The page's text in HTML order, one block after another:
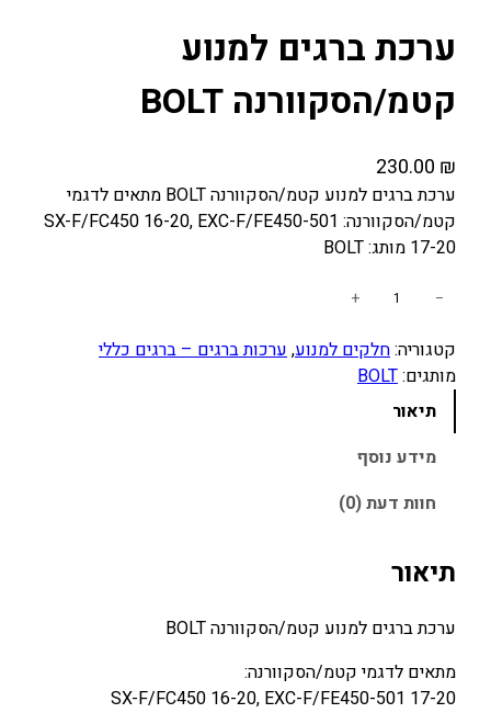
ערכת ברגים למנוע
קטמ/הסקוורנה BOLT
230.00 ₪
ערכת ברגים למנוע קטמ/הסקוורנה BOLT מתאים לדגמי
קטמ/הסקוורנה: SX-F/FC450 16-20, EXC-F/FE450-501
17-20 מותג: BOLT
ו
ת
ל
ב
ר
י
ם
ל
−
+
קטגוריה:חלקים למנוע, ערכות ברגים – ברגים כללי
מותגים:BOLT
תיאור
מידע נוסף
חוות דעת (0)
תיאור
ערכת ברגים למנוע קטמ/הסקוורנה BOLT
מתאים לדגמי קטמ/הסקוורנה:
SX-F/FC450 16-20, EXC-F/FE450-501 17-20